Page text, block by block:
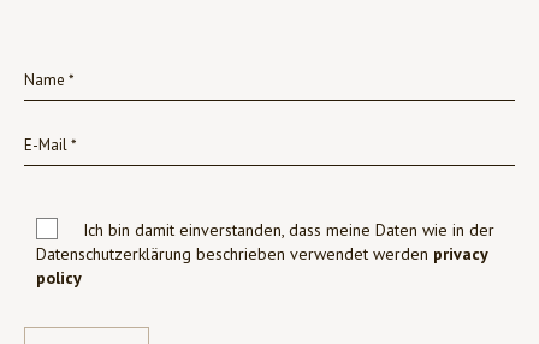
Ich bin damit einverstanden, dass meine Daten wie in der
Datenschutzerklärung beschrieben verwendet werden privacy
policy